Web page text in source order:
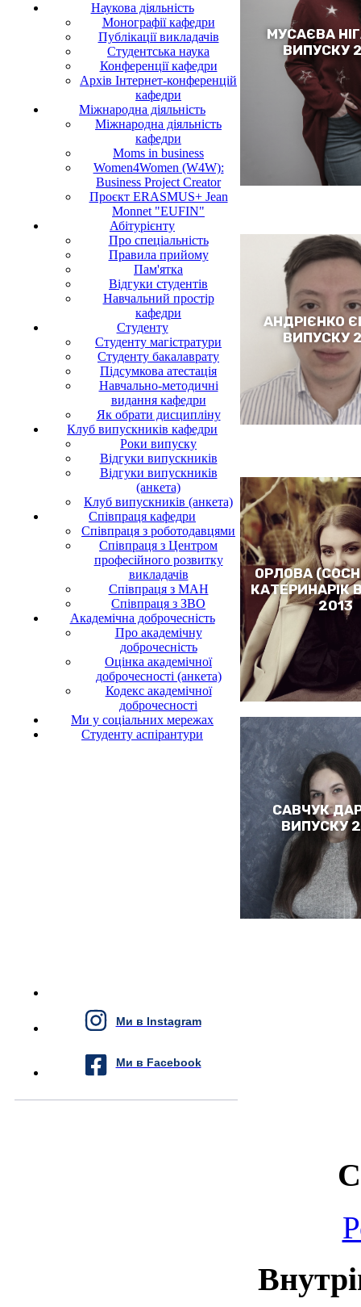
Наукова діяльність
Монографії кафедри
Публікації викладачів
Студентська наука
Конференції кафедри
Архів Інтернет-конференцій
кафедри
Міжнародна діяльність
Міжнародна діяльність
кафедри
Moms in business
Women4Women (W4W):
Business Project Creator
Проєкт ERASMUS+ Jean
Monnet "EUFIN"
Абітурієнту
Про спеціальність
Правила прийому
Пам'ятка
Відгуки студентів
Навчальний простір
кафедри
Студенту
Cтуденту магістратури
Студенту бакалаврату
Підсумкова атестація
Навчально-методичні
видання кафедри
Як обрати дисципліну
Клуб випускників кафедри
Роки випуску
Відгуки випускників
Відгуки випускників
(анкета)
Клуб випускників (анкета)
Співпраця кафедри
Співпраця з роботодавцями
Співпраця з Центром
професійного розвитку
викладачів
Співпраця з МАН
Співпраця з ЗВО
Академічна доброчесність
Про академічну
доброчесність
Оцінка академічної
доброчесності (анкета)
Кодекс академічної
доброчесності
Ми у соціальних мережах
Студенту аспірантури
Ми в Instagram
Ми в Facebook
МУСАЄВА
ВИПУСКУ
АНДРІЄНКО
ВИПУСКУ
ОРЛОВА
КАТЕРИНАРІК
2013
САВЧУК
ВИПУСКУ